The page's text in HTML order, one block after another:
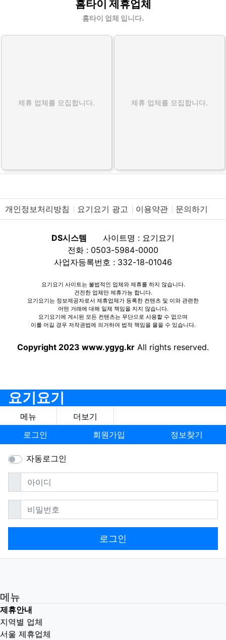
홈타이 제휴업체
홈타이 업체 입니다.
제휴 업체를 모집합니다. 제휴 업체를 모집합니다.
개인정보처리방침 요기요기 광고 이용약관 문의하기
DS시스템
사이트명 : 요기요기
전화 : 0503-5984-0000
사업자등록번호 : 332-18-01046
요기요기 사이트는 불법적인 업체와 제휴를 하지 않습니다.
건전한 업체만 제휴가능 합니다.
요기요기는 정보제공자로서 제휴업체가 등록한 컨텐츠 및 이와 관련한
어떤 거래에 대해 일체 책임을 지지 않습니다.
요기요기에 게시된 모든 컨텐츠는 무단으로 사용할 수 없으며
이를 어길 경우 저작권법에 의거하여 법적 책임을 물을 수 있습니다.
Copyright 2023 www.ygyg.kr All rights reserved.
요기요기
메뉴
더보기
로그인
회원가입 정보찾기
자동로그인
아이디필수
비밀번호필수
로그인
메뉴
제휴안내
지역별 업체
서울 제휴업체